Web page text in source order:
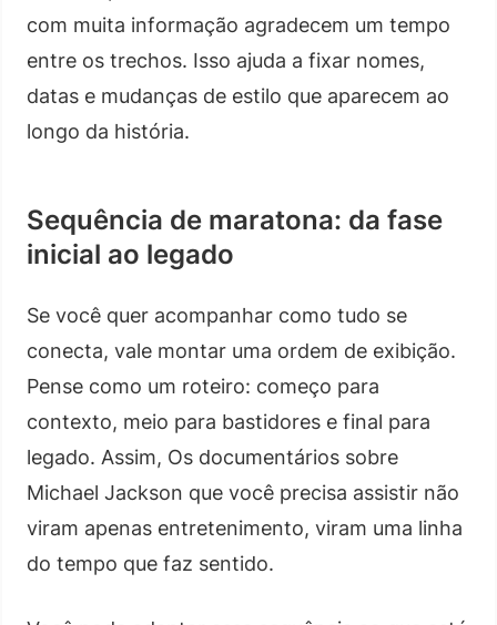
com muita informação agradecem um tempo
entre os trechos. Isso ajuda a fixar nomes,
datas e mudanças de estilo que aparecem ao
longo da história.
Sequência de maratona: da fase
inicial ao legado
Se você quer acompanhar como tudo se
conecta, vale montar uma ordem de exibição.
Pense como um roteiro: começo para
contexto, meio para bastidores e final para
legado. Assim, Os documentários sobre
Michael Jackson que você precisa assistir não
viram apenas entretenimento, viram uma linha
do tempo que faz sentido.